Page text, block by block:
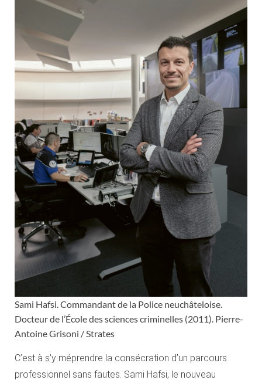
Sami Hafsi. Commandant de la Police neuchâteloise.
Docteur de l’École des sciences criminelles (2011). Pierre-
Antoine Grisoni / Strates
C’est à s’y méprendre la consécration d’un parcours
professionnel sans fautes. Sami Hafsi, le nouveau